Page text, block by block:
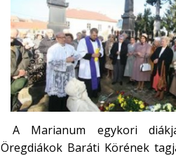
A Marianum egykori
Öregdiákok Baráti Körének